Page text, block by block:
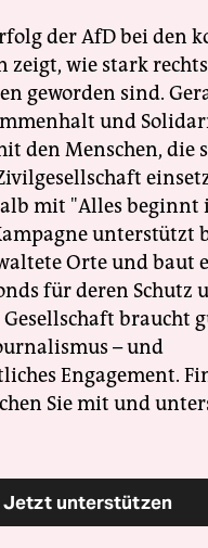
der AfD bei den
zeigt, wie stark
geworden sind.
und
den Menschen, die
mit "Alles beginnt
unterstützt
Orte und baut
für deren Schutz
braucht
– und
Engagement.
Sie mit und
Jetzt unterstützen